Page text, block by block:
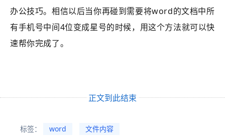
办公技巧。相信以后当你再碰到需要将word的文档中所
有手机号中间4位变成星号的时候，用这个方法就可以快
速帮你完成了。
正文到此结束
标签： word 文件内容